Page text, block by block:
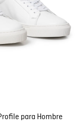
para Hombre